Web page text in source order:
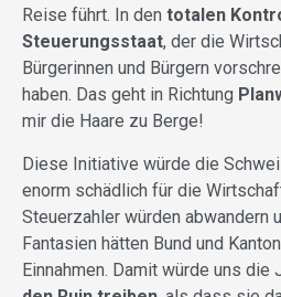
Reise führt. In den totalen
Steuerungsstaat, der die
Bürgerinnen und Bürgern
haben. Das geht in Richtung
mir die Haare zu Berge!
Diese Initiative würde die
enorm schädlich für die
Steuerzahler würden abwandern
Fantasien hätten Bund und
Einnahmen. Damit würde uns